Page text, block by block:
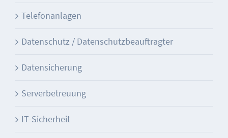
Telefonanlagen
Datenschutz / Datenschutzbeauftragter
Datensicherung
Serverbetreuung
IT-Sicherheit